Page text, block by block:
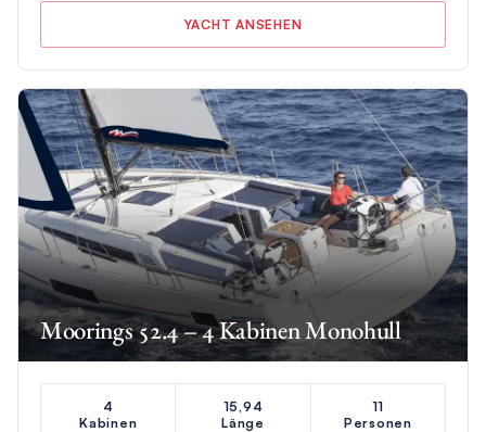
YACHT ANSEHEN
Moorings 52.4 – 4 Kabinen Monohull
4
Kabinen
15,94
Länge
11
Personen